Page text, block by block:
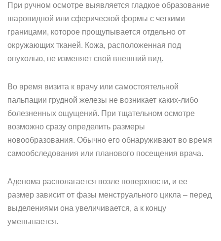
При ручном осмотре выявляется гладкое образование
шаровидной или сферической формы с четкими
границами, которое прощупывается отдельно от
окружающих тканей. Кожа, расположенная под
опухолью, не изменяет свой внешний вид.
Во время визита к врачу или самостоятельной
пальпации грудной железы не возникает каких-либо
болезненных ощущений. При тщательном осмотре
возможно сразу определить размеры
новообразования. Обычно его обнаруживают во время
самообследования или планового посещения врача.
Аденома располагается возле поверхности, и ее
размер зависит от фазы менструального цикла – перед
выделениями она увеличивается, а к концу
уменьшается.